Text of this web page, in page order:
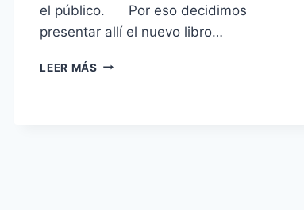
el público. Por eso decidimos
presentar allí el nuevo libro…
LEER MÁS PRESENTACIÓN